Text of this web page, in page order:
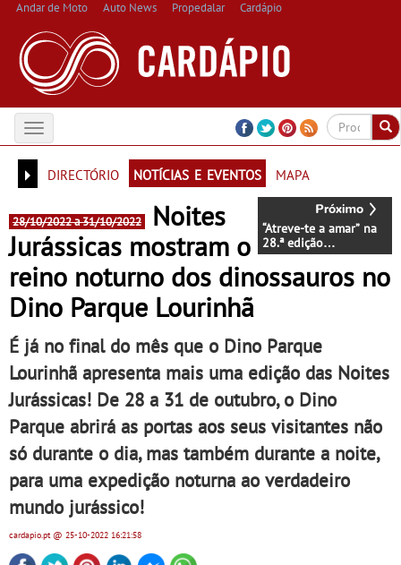
Andar de Moto Auto News Propedalar Cardápio
Toggle
navigation
directório notícias e eventos mapa
“Atreve-te a amar” na
28.ª edição
EXPONOIVOS®
28/10/2022 a 31/10/2022
Noites
Jurássicas mostram o
reino noturno dos dinossauros no
Dino Parque Lourinhã
É já no final do mês que o Dino Parque
Lourinhã apresenta mais uma edição das Noites
Jurássicas! De 28 a 31 de outubro, o Dino
Parque abrirá as portas aos seus visitantes não
só durante o dia, mas também durante a noite,
para uma expedição noturna ao verdadeiro
mundo jurássico!
cardapio.pt@ 25-10-2022 16:21:58